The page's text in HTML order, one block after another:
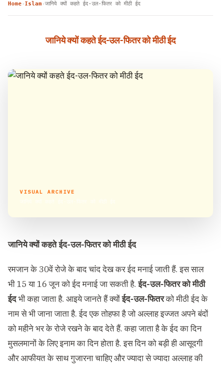
Home› Islam›जानिये क्यों कहते ईद-उल-फितर को मीठी ईद
जानिये क्यों कहते ईद-उल-फितर को मीठी ईद
VISUAL ARCHIVE
जानिये क्यों कहते ईद-उल-फितर को मीठी ईद
रमजान के 30वें रोजे के बाद चांद देख कर ईद मनाई जाती हैं. इस साल
भी 15 या 16 जून को ईद मनाई जा सकती है.ईद-उल-फितर को मीठी
ईदभी कहा जाता है. आइये जानते हैं क्योंईद-उल-फितरको मीठी ईद के
नाम से भी जाना जाता है. ईद एक तोहफा है जो अल्लाह इज्जत अपने बंदों
को महीने भर के रोजे रखने के बाद देते हैं. कहा जाता है के ईद का दिन
मुसलमानों के लिए इनाम का दिन होता है. इस दिन को बड़ी ही आसूदगी
और आफीयत के साथ गुजारना चाहिए और ज्यादा से ज्यादा अल्लाह की